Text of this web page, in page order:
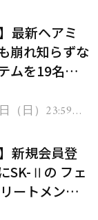
最新ヘアミ
崩れ知らずな
ムを19名様
（日）23:59ま
新規会員登
SK-Ⅱの フェ